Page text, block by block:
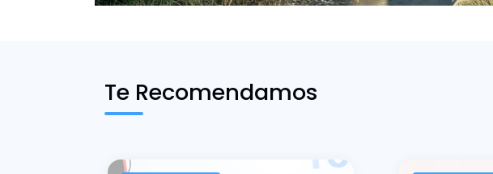
Te Recomendamos